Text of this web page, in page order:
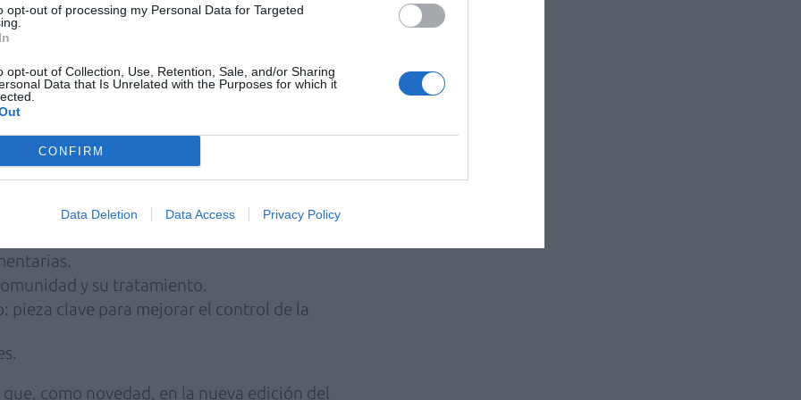
opt-out of processing my Personal Data for Targeted
opt-out of Collection, Use, Retention, Sale, and/or Sharing
Data that Is Unrelated with the Purposes for which it
CONFIRM
Data Deletion Data Access Privacy Policy
de Formación Continuada de
edición 2015-2016 del programa, que son
desde la nutrición.
la edad (DMAE).
en la farmacia.
y tratamiento.
y su tratamiento.
clave para mejorar el control de la
como novedad, en la nueva edición del